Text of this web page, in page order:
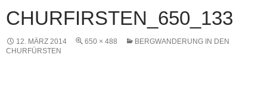
CHURFIRSTEN_650_133
12. MÄRZ 2014 650 × 488
BERGWANDERUNG IN DEN
CHURFÜRSTEN